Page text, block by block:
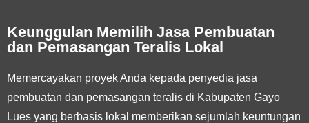
Keunggulan Memilih Jasa Pembuatan
dan Pemasangan Teralis Lokal
Memercayakan proyek Anda kepada penyedia jasa
pembuatan dan pemasangan teralis di Kabupaten Gayo
Lues yang berbasis lokal memberikan sejumlah keuntungan